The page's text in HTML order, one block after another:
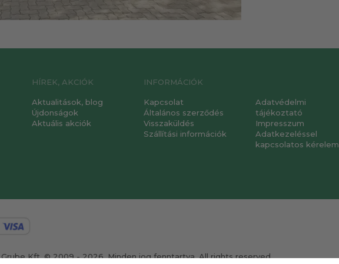
HÍREK, AKCIÓK
Aktualitások, blog
Újdonságok
Aktuális akciók
INFORMÁCIÓK
Kapcsolat
Általános szerződés
Visszaküldés
Szállítási információk
Adatvédelmi
tájékoztató
Impresszum
Adatkezeléssel
kapcsolatos kérelem
Grube Kft. © 2009 - 2026. Minden jog fenntartva. All rights reserved.